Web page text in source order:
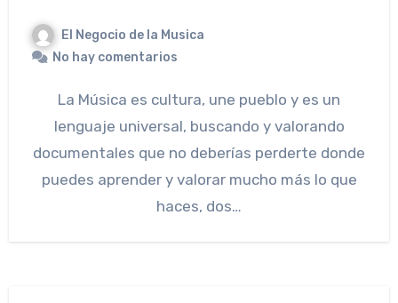
El Negocio de la Musica
No hay comentarios
La Música es cultura, une pueblo y es un
lenguaje universal, buscando y valorando
documentales que no deberías perderte donde
puedes aprender y valorar mucho más lo que
haces, dos…